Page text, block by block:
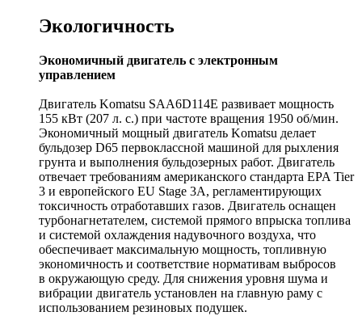
Экологичность
Экономичный двигатель с электронным
управлением
Двигатель Komatsu SAA6D114E развивает мощность
155 кВт (207 л. с.) при частоте вращения 1950 об/мин.
Экономичный мощный двигатель Komatsu делает
бульдозер D65 первоклассной машиной для рыхления
грунта и выполнения бульдозерных работ. Двигатель
отвечает требованиям американского стандарта EPA Tier
3 и европейского EU Stage 3A, регламентирующих
токсичность отработавших газов. Двигатель оснащен
турбонагнетателем, системой прямого впрыска топлива
и системой охлаждения надувочного воздуха, что
обеспечивает максимальную мощность, топливную
экономичность и соответствие нормативам выбросов
в окружающую среду. Для снижения уровня шума и
вибрации двигатель установлен на главную раму с
использованием резиновых подушек.